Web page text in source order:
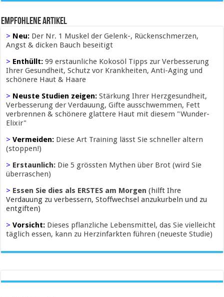
Empfohlene Artikel
> Neu: Der Nr. 1 Muskel der Gelenk-, Rückenschmerzen,
Angst & dicken Bauch beseitigt
> Enthüllt:99 erstaunliche Kokosöl Tipps zur Verbesserung
Ihrer Gesundheit, Schutz vor Krankheiten, Anti-Aging und
schönere Haut & Haare
> Neuste Studien zeigen:Stärkung Ihrer Herzgesundheit,
Verbesserung der Verdauung, Gifte ausschwemmen, Fett
verbrennen & schönere glattere Haut mit diesem "Wunder-
Elixir"
> Vermeiden: Diese Art Training lässt Sie schneller altern
(stoppen!)
> Erstaunlich: Die 5 grössten Mythen über Brot (wird Sie
überraschen)
> Essen Sie dies als ERSTES am Morgen (hilft Ihre
Verdauung zu verbessern, Stoffwechsel anzukurbeln und zu
entgiften)
> Vorsicht: Dieses pflanzliche Lebensmittel, das Sie vielleicht
täglich essen, kann zu Herzinfarkten führen (neueste Studie)